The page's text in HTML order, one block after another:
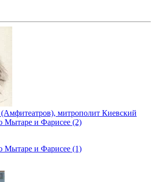
митрополит Киевский
Мытаре и Фарисее (2)
Мытаре и Фарисее (1)